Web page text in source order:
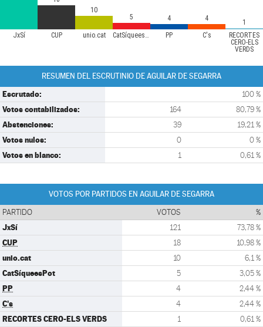
JxSí CUP unio.cat CatSíqueesPot PP C's
RECORTES
CERO-ELS
VERDS
10
5
4 4 1
RESUMEN DEL ESCRUTINIO DE AGUILAR DE SEGARRA
Escrutado: 100 %
Votos contabilizados: 164 80,79 %
Abstenciones: 39 19,21 %
Votos nulos: 0 0 %
Votos en blanco: 1 0,61 %
VOTOS POR PARTIDOS EN AGUILAR DE SEGARRA
PARTIDO VOTOS %
JxSí 121 73,78 %
CUP 18 10,98 %
unio.cat 10 6,1 %
CatSíqueesPot 5 3,05 %
PP 4 2,44 %
C's 4 2,44 %
RECORTES CERO-ELS VERDS 1 0,61 %